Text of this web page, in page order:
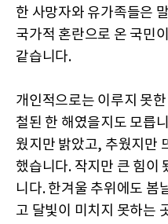
한 사망자와 유가족들은
국가적 혼란으로 온 국민
같습니다.
개인적으로는 이루지 못
철된 한 해였을지도 모릅
웠지만 밝았고, 추웠지만
했습니다. 작지만 큰 힘이
니다. 한겨울 추위에도 봄
고 달빛이 미치지 못하는